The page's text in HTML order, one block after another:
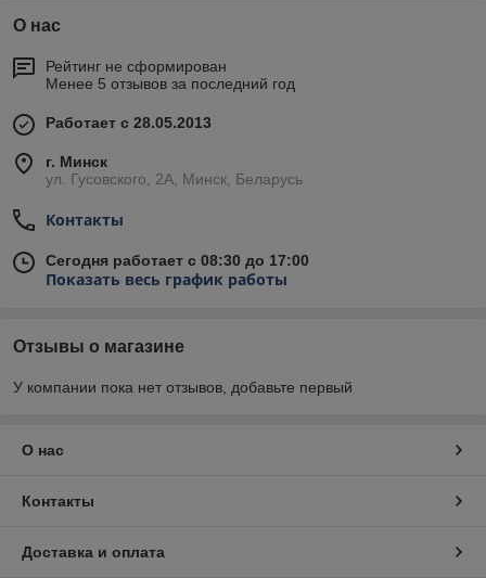
О нас
Рейтинг не сформирован
Менее 5 отзывов за последний год
Работает с 28.05.2013
г. Минск
ул. Гусовского, 2А, Минск, Беларусь
Контакты
Сегодня работает с 08:30 до 17:00
Показать весь график работы
Отзывы о магазине
У компании пока нет отзывов, добавьте первый
О нас
Контакты
Доставка и оплата